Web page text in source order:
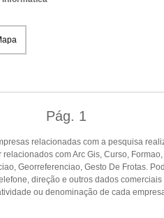
Pág. 1
relacionadas com a pesquisa
com Arc Gis, Curso,
Georreferenciao, Gesto De Frotas.
direção e outros dados
ou denominação de cada